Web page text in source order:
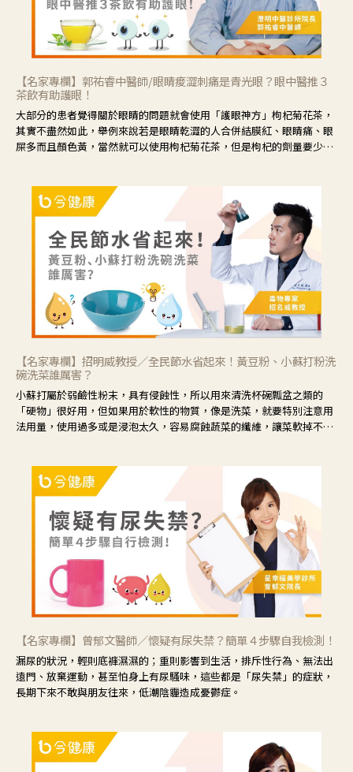
【名家專欄】郭祐睿中醫師/眼睛痠澀刺痛是青光眼？眼中醫推３
茶飲有助護眼！
大部分的患者覺得關於眼睛的問題就會使用「護眼神方」枸杞菊花茶，
其實不盡然如此，舉例來說若是眼睛乾澀的人合併結膜紅、眼睛痛、眼
屎多而且顏色黃，當然就可以使用枸杞菊花茶，但是枸杞的劑量要少，
候就要使用菊花、金銀花來治療；假如單純的眼睛乾澀，結膜沒有紅，
眼睛周圍沒有眼屎，這種情況是屬於「陰虛」，就可以使用枸杞、蓮
藕、麥門冬、山藥等比較滋潤的藥材，效果就更顯著。
【名家專欄】招明威教授／全民節水省起來！黃豆粉、小蘇打粉洗
碗洗菜誰厲害？
小蘇打屬於弱鹼性粉末，具有侵蝕性，所以用來清洗杯碗瓢盆之類的
「硬物」很好用，但如果用於軟性的物質，像是洗菜，就要特別注意用
法用量，使用過多或是浸泡太久，容易腐蝕蔬菜的纖維，讓菜軟掉不清
【名家專欄】曾郁文醫師／懷疑有尿失禁？簡單４步驟自我檢測！
漏尿的狀況，輕則底褲濕濕的；重則影響到生活，排斥性行為、無法出
遠門、放棄運動，甚至怕身上有尿騷味，這些都是「尿失禁」的症狀，
長期下來不敢與朋友往來，低潮陰霾造成憂鬱症。